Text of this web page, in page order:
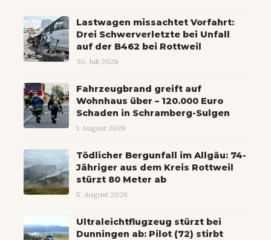
Lastwagen missachtet Vorfahrt:
Drei Schwerverletzte bei Unfall
auf der B462 bei Rottweil
30. Juli 2026
Fahrzeugbrand greift auf
Wohnhaus über – 120.000 Euro
Schaden in Schramberg-Sulgen
1. August 2026
Tödlicher Bergunfall im Allgäu: 74-
Jähriger aus dem Kreis Rottweil
stürzt 80 Meter ab
5. August 2026
Ultraleichtflugzeug stürzt bei
Dunningen ab: Pilot (72) stirbt